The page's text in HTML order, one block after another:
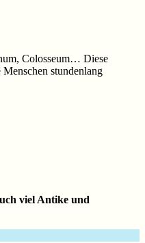
Colosseum… Diese
stundenlang
viel Antike und